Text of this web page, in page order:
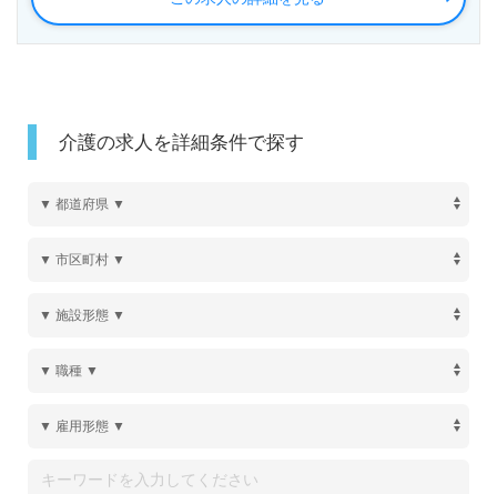
介護の求人を詳細条件で探す